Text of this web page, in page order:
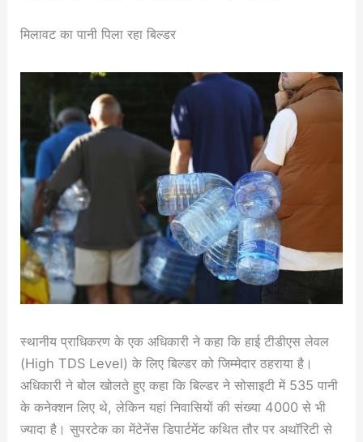
मिलावट का पानी पिला रहा बिल्डर
स्थानीय प्राधिकरण के एक अधिकारी ने कहा कि हाई टीडीएस लेवल
(High TDS Level) के लिए बिल्डर को जिम्मेदार ठहराया है।
अधिकारी ने बोल खोलते हुए कहा कि बिल्डर ने सोसाइटी में 535 पानी
के कनेक्शन लिए थे, लेकिन यहां निवासियों की संख्या 4000 से भी
ज्यादा है। सुपरटेक का मेंटेनेंस डिपार्टमेंट कथित तौर पर अथॉरिटी से